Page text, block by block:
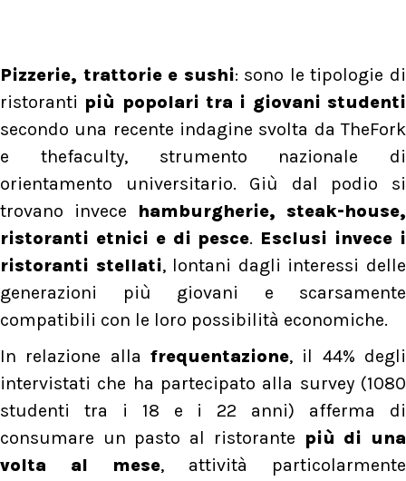
Pizzerie, trattorie e sushi: sono le tipologie di
ristoranti più popolari tra i giovani studenti
secondo una recente indagine svolta da TheFork
e thefaculty, strumento nazionale di
orientamento universitario. Giù dal podio si
trovano invece hamburgherie, steak-house,
ristoranti etnici e di pesce. Esclusi invece i
ristoranti stellati, lontani dagli interessi delle
generazioni più giovani e scarsamente
compatibili con le loro possibilità economiche.
In relazione alla frequentazione, il 44% degli
intervistati che ha partecipato alla survey (1080
studenti tra i 18 e i 22 anni) afferma di
consumare un pasto al ristorante più di una
volta al mese, attività particolarmente